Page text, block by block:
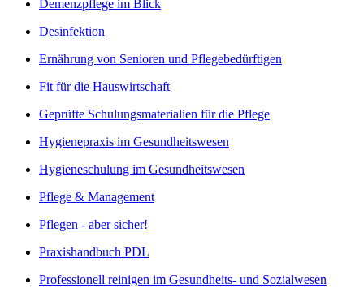
Demenzpflege im Blick
Desinfektion
Ernährung von Senioren und Pflegebedürftigen
Fit für die Hauswirtschaft
Geprüfte Schulungsmaterialien für die Pflege
Hygienepraxis im Gesundheitswesen
Hygieneschulung im Gesundheitswesen
Pflege & Management
Pflegen - aber sicher!
Praxishandbuch PDL
Professionell reinigen im Gesundheits- und Sozialwesen